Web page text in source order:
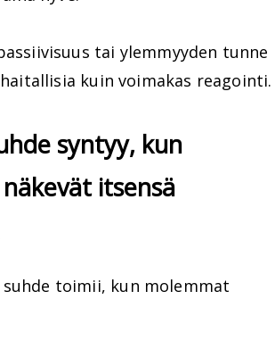
tai ylemmyyden tunne
kuin voimakas reagointi.
syntyy, kun
itsensä
toimii, kun molemmat